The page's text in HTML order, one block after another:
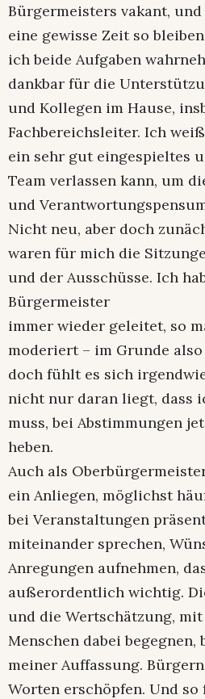
Bürgermeisters vakant,
eine gewisse Zeit so
ich beide Aufgaben
dankbar für die
und Kollegen im Hause,
Fachbereichsleiter. Ich
ein sehr gut eingespieltes
Team verlassen kann, um
und
Nicht neu, aber doch
waren für mich die
und der Ausschüsse. Ich
Bürgermeister
immer wieder geleitet, so
moderiert – im Grunde
doch fühlt es sich
nicht nur daran liegt, dass
muss, bei Abstimmungen
heben.
Auch als
ein Anliegen, möglichst
bei Veranstaltungen
miteinander sprechen,
Anregungen aufnehmen,
außerordentlich wichtig.
und die Wertschätzung,
Menschen dabei
meiner Auffassung.
Worten erschöpfen. Und